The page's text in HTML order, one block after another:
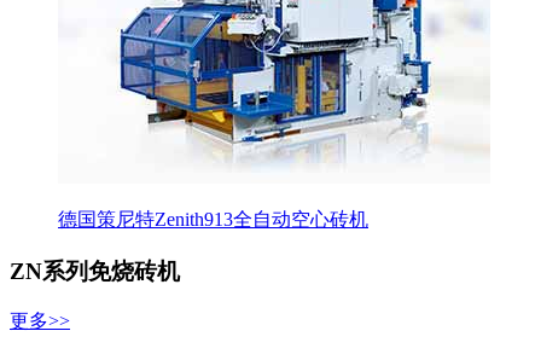
德国策尼特Zenith913全自动空心砖机
ZN系列免烧砖机
更多>>